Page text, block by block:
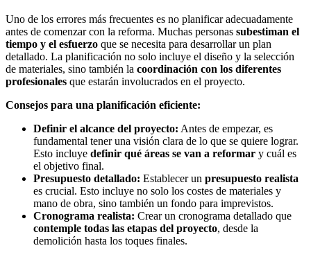
Uno de los errores más frecuentes es no planificar adecuadamente
antes de comenzar con la reforma. Muchas personas subestiman el
tiempo y el esfuerzo que se necesita para desarrollar un plan
detallado. La planificación no solo incluye el diseño y la selección
de materiales, sino también la coordinación con los diferentes
profesionales que estarán involucrados en el proyecto.
Consejos para una planificación eficiente:
Definir el alcance del proyecto: Antes de empezar, es
fundamental tener una visión clara de lo que se quiere lograr.
Esto incluye definir qué áreas se van a reformar y cuál es
el objetivo final.
Presupuesto detallado: Establecer un presupuesto realista
es crucial. Esto incluye no solo los costes de materiales y
mano de obra, sino también un fondo para imprevistos.
Cronograma realista: Crear un cronograma detallado que
contemple todas las etapas del proyecto, desde la
demolición hasta los toques finales.